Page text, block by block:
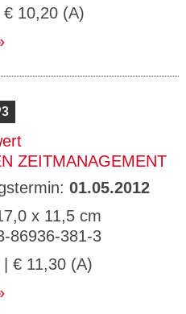
| € 10,20 (A)
ZEITMANAGEMENT
01.05.2012
x 11,5 cm
86936-381-3
| € 11,30 (A)